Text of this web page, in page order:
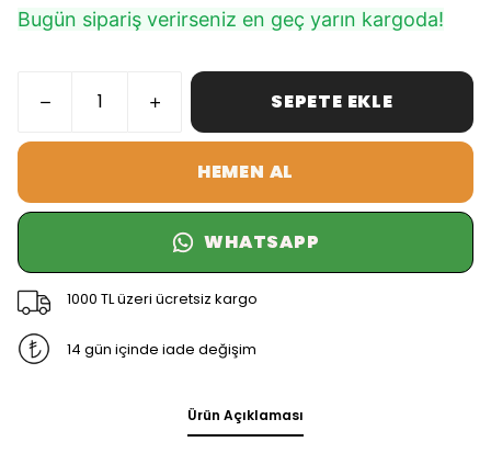
Bugün sipariş verirseniz en geç yarın kargoda!
SEPETE EKLE
HEMEN AL
WHATSAPP
1000 TL üzeri ücretsiz kargo
14 gün içinde iade değişim
Ürün Açıklaması